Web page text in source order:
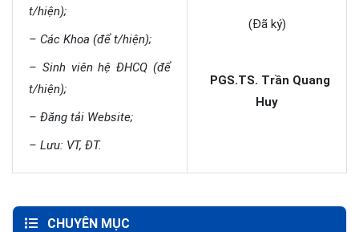
t/hiện);
– Các Khoa (để t/hiện);
– Sinh viên hệ ĐHCQ (để
t/hiện);
– Đăng tải Website;
– Lưu: VT, ĐT.
(Đã ký)
PGS.TS. Trần Quang
Huy
CHUYÊN MỤC